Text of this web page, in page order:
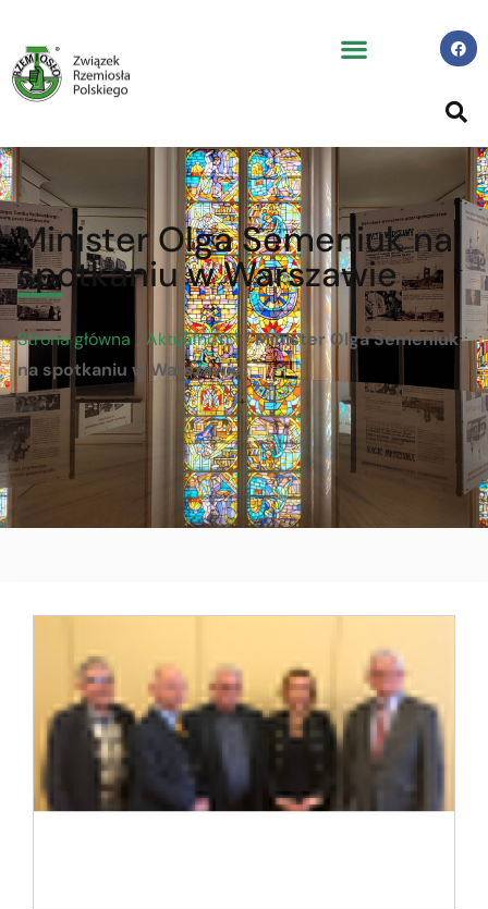
Minister Olga Semeniuk na
spotkaniu w Warszawie
Strona główna / Aktualności/Minister Olga Semeniuk
na spotkaniu w Warszawie